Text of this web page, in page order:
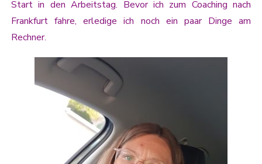
Start in den Arbeitstag. Bevor ich zum Coaching nach
Frankfurt fahre, erledige ich noch ein paar Dinge am
Rechner.